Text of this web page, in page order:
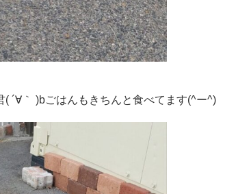
´∀｀ )bごはんもきちんと食べてます(^ー^)